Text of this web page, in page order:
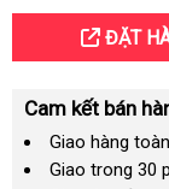
ĐẶT
Cam kết bán
Giao hàng
Giao trong 30